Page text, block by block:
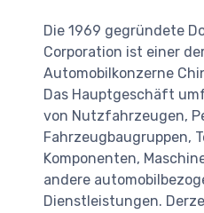
Die 1969 gegründete
Corporation ist einer
Automobilkonzerne
Das Hauptgeschäft
von Nutzfahrzeugen,
Fahrzeugbaugruppen,
Komponenten,
andere
Dienstleistungen.